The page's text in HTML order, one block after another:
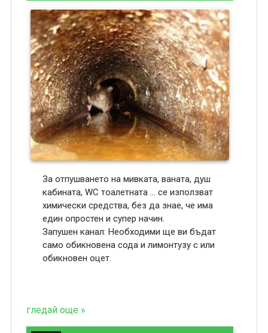
За отпушването на мивката, ваната, душ
кабината, WC тоалетната ... се използват
химически средства, без да знае, че има
един опростен и супер начин.
Запушен канал: Необходими ще ви бъдат
само обикновена сода и лимонтузу с или
обикновен оцет.
гледай още »